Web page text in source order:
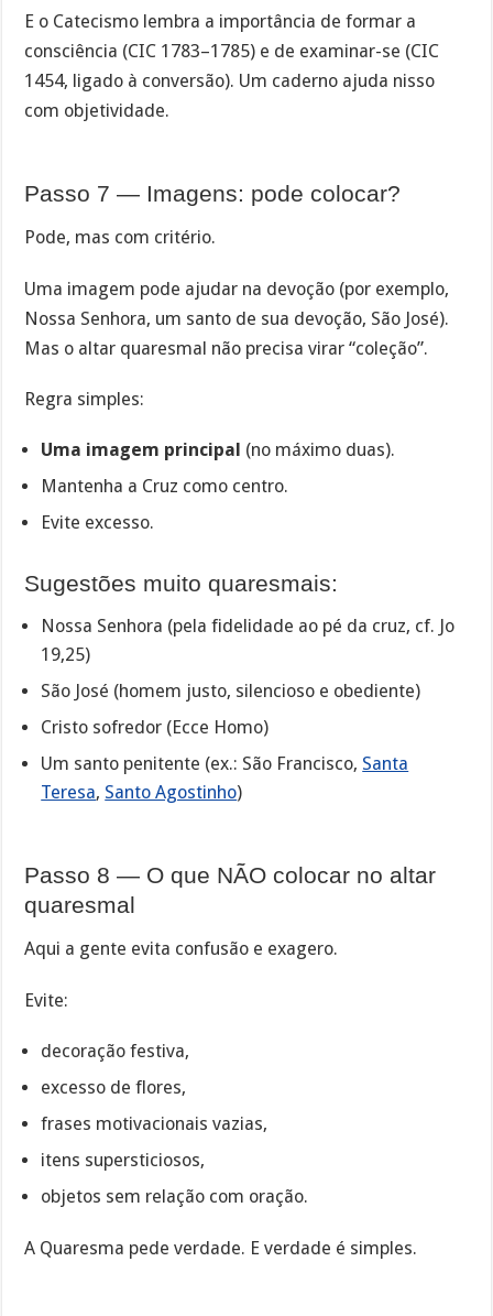
E o Catecismo lembra a importância de formar a
consciência (CIC 1783–1785) e de examinar-se (CIC
1454, ligado à conversão). Um caderno ajuda nisso
com objetividade.
Passo 7 — Imagens: pode colocar?
Pode, mas com critério.
Uma imagem pode ajudar na devoção (por exemplo,
Nossa Senhora, um santo de sua devoção, São José).
Mas o altar quaresmal não precisa virar “coleção”.
Regra simples:
Uma imagem principal (no máximo duas).
Mantenha a Cruz como centro.
Evite excesso.
Sugestões muito quaresmais:
Nossa Senhora (pela fidelidade ao pé da cruz, cf. Jo
19,25)
São José (homem justo, silencioso e obediente)
Cristo sofredor (Ecce Homo)
Um santo penitente (ex.: São Francisco, Santa
Teresa, Santo Agostinho)
Passo 8 — O que NÃO colocar no altar
quaresmal
Aqui a gente evita confusão e exagero.
Evite:
decoração festiva,
excesso de flores,
frases motivacionais vazias,
itens supersticiosos,
objetos sem relação com oração.
A Quaresma pede verdade. E verdade é simples.